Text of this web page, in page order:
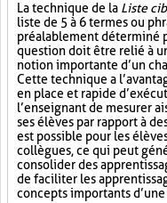
La technique de la Liste
liste de 5 à 6 termes ou
préalablement déterminé
question doit être relié à
notion importante d’un
Cette technique a
en place et rapide
l’enseignant de mesurer
ses élèves par rapport à
est possible pour les
collègues, ce qui peut
consolider des
de faciliter les
concepts importants